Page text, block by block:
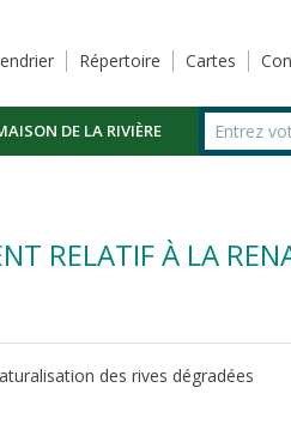
Répertoire Cartes
DE LA RIVIÈRE
RELATIF À LA
des rives dégradées